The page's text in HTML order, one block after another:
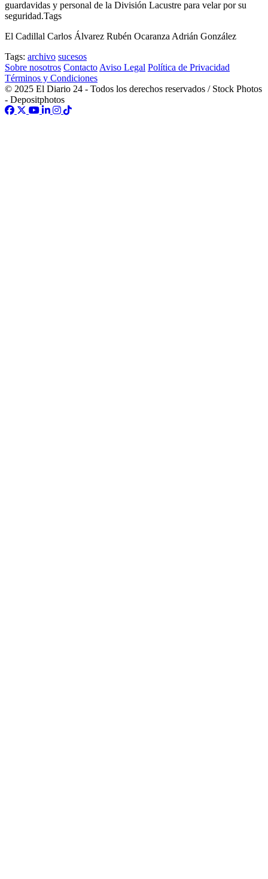
guardavidas y personal de la División Lacustre para velar por su
seguridad.Tags
El Cadillal Carlos Álvarez Rubén Ocaranza Adrián González
Tags: archivo sucesos
Sobre nosotros Contacto Aviso Legal Política de Privacidad
Términos y Condiciones
© 2025 El Diario 24 - Todos los derechos reservados / Stock Photos
- Depositphotos